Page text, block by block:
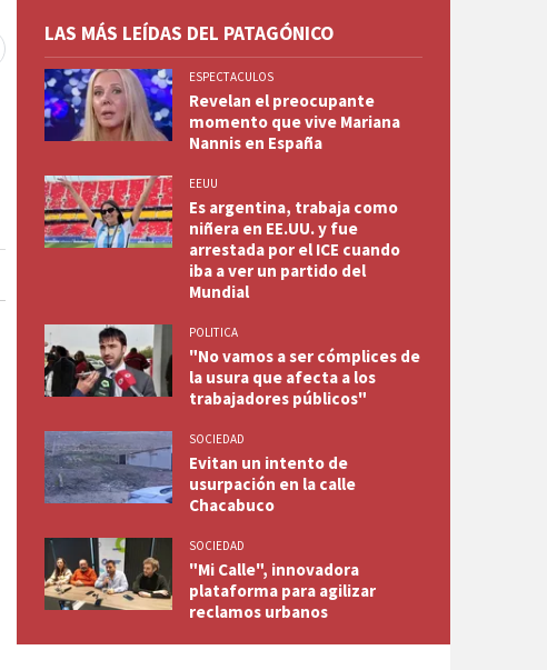
LAS MÁS LEÍDAS DEL PATAGÓNICO
ESPECTACULOS
Revelan el preocupante
momento que vive Mariana
Nannis en España
EEUU
Es argentina, trabaja como
niñera en EE.UU. y fue
arrestada por el ICE cuando
iba a ver un partido del
Mundial
POLITICA
"No vamos a ser cómplices de
la usura que afecta a los
trabajadores públicos"
SOCIEDAD
Evitan un intento de
usurpación en la calle
Chacabuco
SOCIEDAD
"Mi Calle", innovadora
plataforma para agilizar
reclamos urbanos